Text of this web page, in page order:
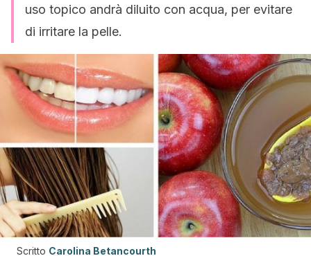
uso topico andrà diluito con acqua, per evitare
di irritare la pelle.
Scritto Carolina Betancourth